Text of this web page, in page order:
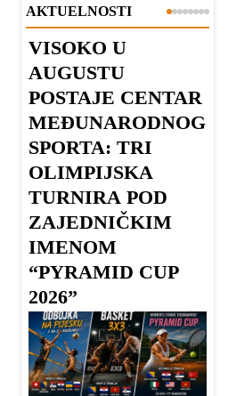
AKTUELNOSTI
VISOKO U
AUGUSTU
POSTAJE CENTAR
MEĐUNARODNOG
SPORTA: TRI
OLIMPIJSKA
TURNIRA POD
ZAJEDNIČKIM
IMENOM
“PYRAMID CUP
2026”